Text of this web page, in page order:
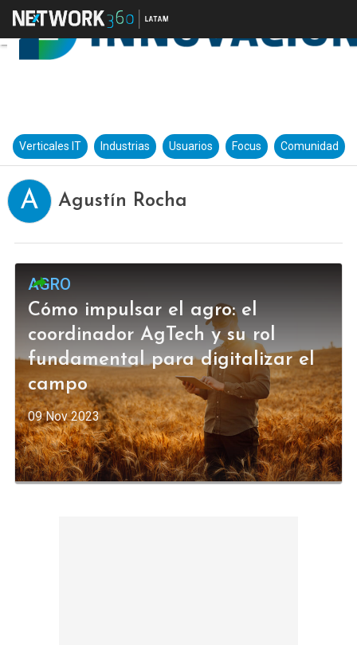
Verticales IT Industrias Usuarios Focus Comunidad
A Agustín Rocha
AGRO
Cómo impulsar el agro: el
coordinador AgTech y su rol
fundamental para digitalizar el
campo
09 Nov 2023